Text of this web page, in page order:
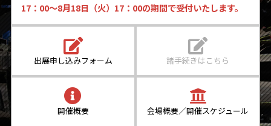
17：00〜8月18日（火）17：00の期間で受付いたします。
出展申し込みフォーム 諸手続きはこちら
開催概要 会場概要／開催スケジュール